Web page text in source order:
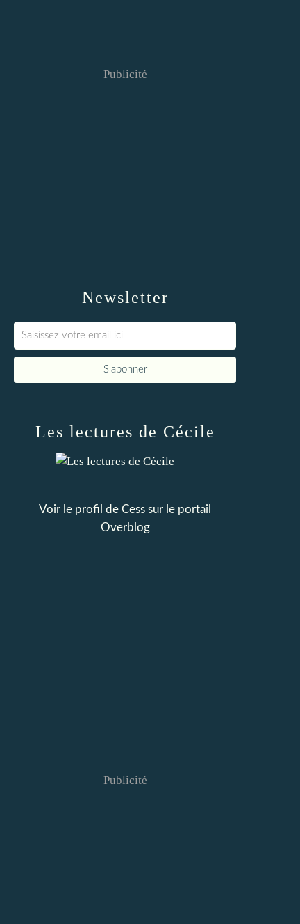
Newsletter
Publicité
Les lectures de Cécile
Voir le profil de Cess sur le portail
Overblog
Publicité